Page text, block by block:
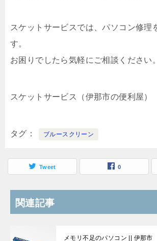
スケットサービスでは、パソコン修理
す。
お困りでしたら気軽にご相談ください。
スケットサービス（伊那市の便利屋）
タグ ブルースクリーン
Tweet 0
関連記事
メモリ不足のパソコン || 伊那市